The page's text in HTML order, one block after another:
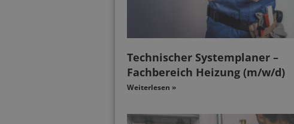
Technischer Systemplaner –
Fachbereich Heizung (m/w/d)
Weiterlesen »